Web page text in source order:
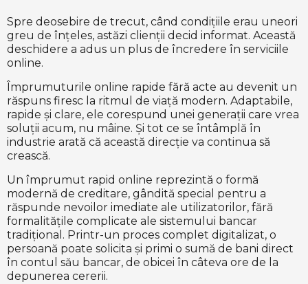
Spre deosebire de trecut, când condițiile erau uneori
greu de înțeles, astăzi clienții decid informat. Această
deschidere a adus un plus de încredere în serviciile
online.
Împrumuturile online rapide fără acte au devenit un
răspuns firesc la ritmul de viață modern. Adaptabile,
rapide și clare, ele corespund unei generații care vrea
soluții acum, nu mâine. Și tot ce se întâmplă în
industrie arată că această direcție va continua să
crească.
Un împrumut rapid online reprezintă o formă
modernă de creditare, gândită special pentru a
răspunde nevoilor imediate ale utilizatorilor, fără
formalitățile complicate ale sistemului bancar
tradițional. Printr-un proces complet digitalizat, o
persoană poate solicita și primi o sumă de bani direct
în contul său bancar, de obicei în câteva ore de la
depunerea cererii.